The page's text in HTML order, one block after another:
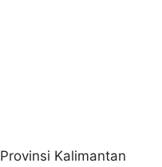
Kalimantan